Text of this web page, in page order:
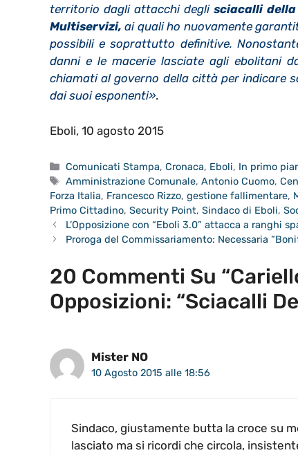
territorio dagli attacchi degli sciacalli
Multiservizi, ai quali ho nuovamente
possibili e soprattutto definitive.
danni e le macerie lasciate agli ebolitani
chiamati al governo della città per indicare
dai suoi esponenti».
Eboli, 10 agosto 2015
Categorie
Comunicati Stampa,Cronaca, Eboli, In primo
Tag
Amministrazione Comunale,Antonio Cuomo,
Forza Italia, Francesco Rizzo, gestione fallimentare,
Primo Cittadino, Security Point, Sindaco di Eboli,
L’Opposizione con “Eboli 3.0” attacca a ranghi
Proroga del Commissariamento: Necessaria
20 Commenti Su
Opposizioni: “Sciacalli
Mister NO
10 Agosto 2015 alle 18:56
Sindaco, giustamente butta la croce su
lasciato ma si ricordi che circola,